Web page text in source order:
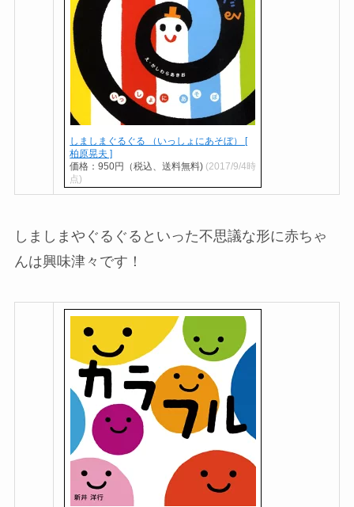
しましまぐるぐる （いっしょにあそぼ） [
柏原晃夫 ]
価格：950円（税込、送料無料) (2017/9/4時
点)
しましまやぐるぐるといった不思議な形に赤ちゃ
んは興味津々です！